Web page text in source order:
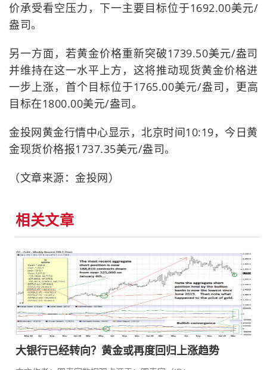
价承受看空压力，下一主要目标位于1692.00美元/
盎司。
另一方面，若黄金价格重新突破1739.50美元/盎司
并维持在这一水平上方，这将推动现货黄金价格进
一步上涨，首个目标位于1765.00美元/盎司，更高
目标在1800.00美元/盎司。
金投网黄金行情中心显示，北京时间10:19，今日黄
金现货价格报1737.35美元/盎司。
（文章来源：金投网）
相关文章
大银行已经转向？黄金或再度回归上涨趋势